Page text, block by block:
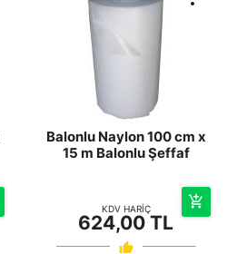
Balonlu Naylon 100 cm x
15 m Balonlu Şeffaf
KDV HARİÇ
624,00 TL